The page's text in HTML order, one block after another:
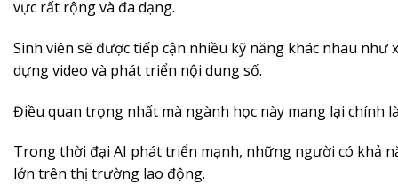
vực rất rộng và đa dạng.
Sinh viên sẽ được tiếp cận nhiều kỹ năng khác nhau
dựng video và phát triển nội dung số.
Điều quan trọng nhất mà ngành học này mang lại chính
Trong thời đại AI phát triển mạnh, những người có khả
lớn trên thị trường lao động.